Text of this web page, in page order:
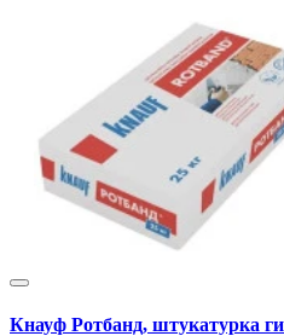
Кнауф Ротбанд, штукатурка